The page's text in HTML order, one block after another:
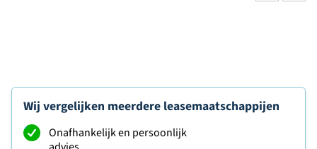
Wij vergelijken meerdere leasemaatschappijen
Onafhankelijk en persoonlijk